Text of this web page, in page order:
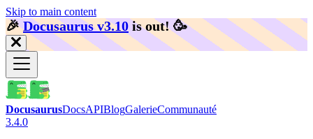
Skip to main content
🎉️Docusaurus v3.10 is out! 🥳️
DocusaurusDocsAPIBlogGalerieCommunauté
3.4.0